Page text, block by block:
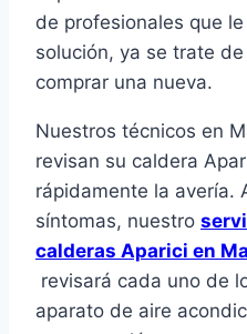
de profesionales que
solución, ya se trate
comprar una nueva.
Nuestros técnicos en
revisan su caldera
rápidamente la avería.
síntomas, nuestro
calderas Aparici en
revisará cada uno de
aparato de aire